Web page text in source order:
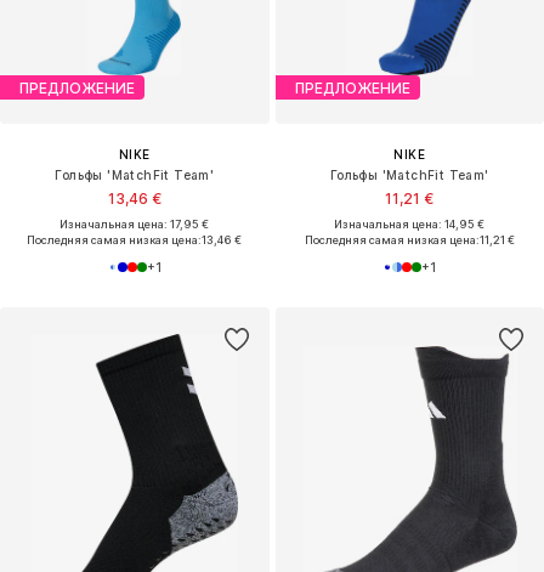
ПРЕДЛОЖЕНИЕ
NIKE
Гольфы 'MatchFit Team'
13,46 €
Изначальная цена: 17,95 €
Последняя самая низкая цена:13,46 €
+1
ПРЕДЛОЖЕНИЕ
NIKE
Гольфы 'MatchFit Team'
11,21 €
Изначальная цена: 14,95 €
Последняя самая низкая цена:11,21 €
+1